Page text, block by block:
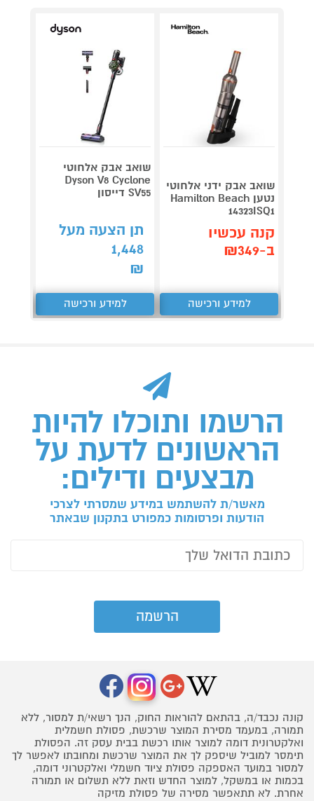
שואב אבק ידני אלחוטי
נטען Hamilton Beach
14323ISQ1
קנה עכשיו
ב-₪349
למידע ורכישה
שואב אבק אלחוטי
Dyson V8 Cyclone
SV55 דייסון
תן הצעה מעל
1,448
₪
למידע ורכישה
הרשמו ותוכלו להיות
הראשונים לדעת על
מבצעים ודילים:
מאשר/ת להשתמש במידע שמסרתי לצרכי
הודעות ופרסומות כמפורט בתקנון שבאתר
קונה נכבד/ה, בהתאם להוראות החוק, הנך רשאי/ת למסור, ללא
תמורה, במעמד מסירת המוצר שרכשת, פסולת חשמלית
ואלקטרונית דומה למוצר אותו רכשת בבית עסק זה. הפסולת
תימסר למוביל שיספק לך את המוצר שרכשת ומחובתו לאפשר לך
למסור במועד האספקה פסולת ציוד חשמלי ואלקטרוני דומה,
בכמות או במשקל, למוצר החדש וזאת ללא תשלום או תמורה
אחרת. לא תתאפשר מסירה של פסולת מזיקה